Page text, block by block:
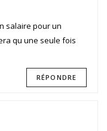
salaire pour un
qu une seule fois
RÉPONDRE